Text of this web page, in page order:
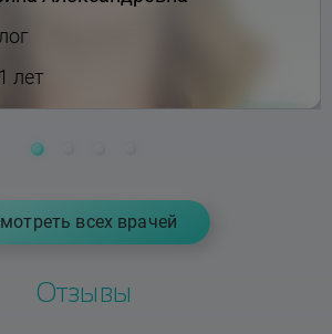
лет
всех врачей
Отзывы